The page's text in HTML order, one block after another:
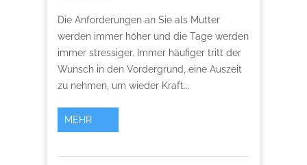
Die Anforderungen an Sie als Mutter
werden immer höher und die Tage werden
immer stressiger. Immer häufiger tritt der
Wunsch in den Vordergrund, eine Auszeit
zu nehmen, um wieder Kraft...
MEHR